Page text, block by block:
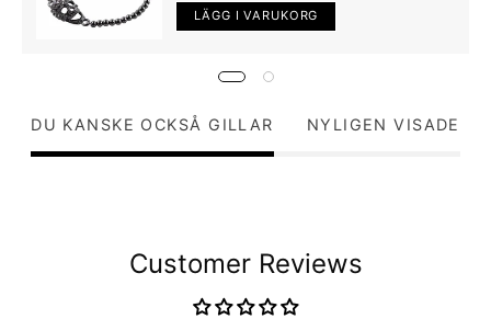
LÄGG I VARUKORG
DU KANSKE OCKSÅ GILLAR NYLIGEN VISADE
Customer Reviews